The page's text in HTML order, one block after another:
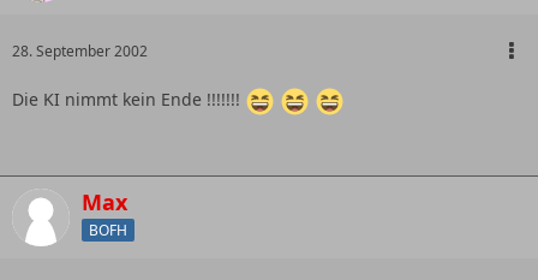
28. September 2002
Die KI nimmt kein Ende !!!!!!!
Max
BOFH